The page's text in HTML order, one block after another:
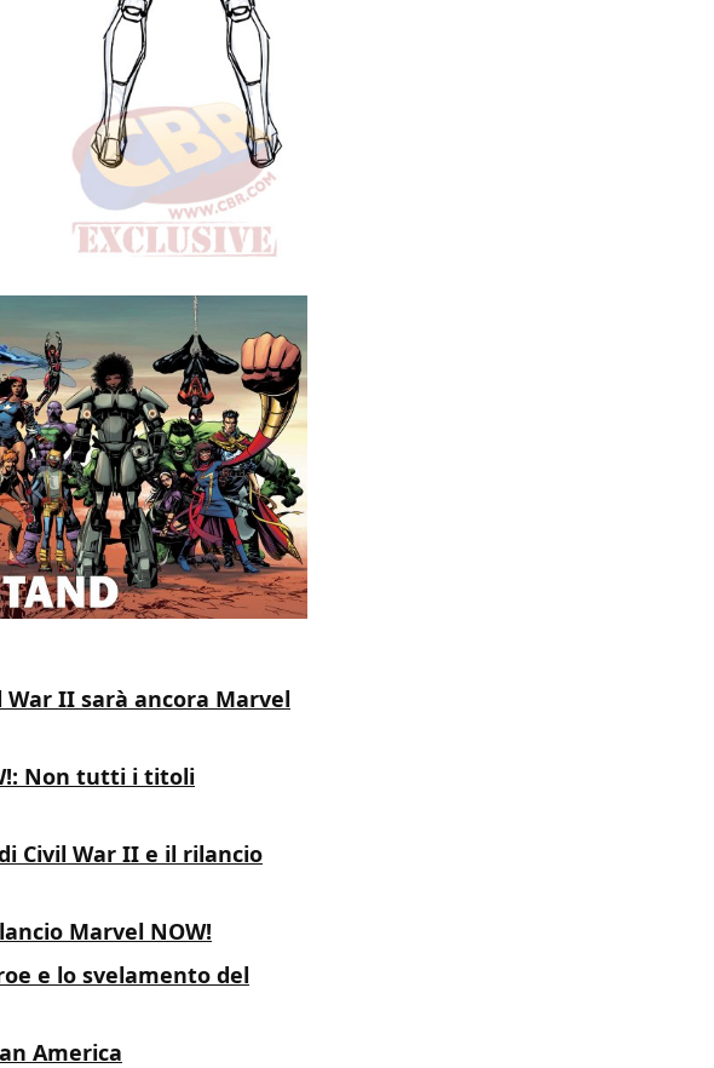
War II sarà ancora Marvel
Non tutti i titoli
Civil War II e il rilancio
Marvel NOW!
e lo svelamento del
America